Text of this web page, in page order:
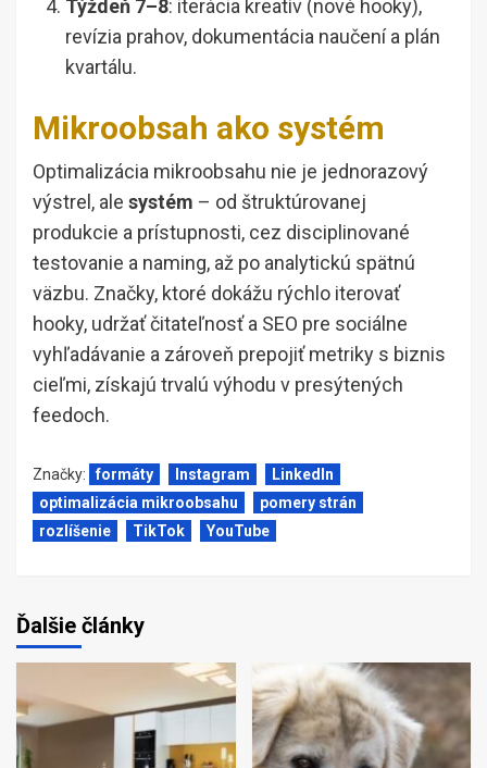
Týždeň 7–8: iterácia kreatív (nové hooky),
revízia prahov, dokumentácia naučení a plán
kvartálu.
Mikroobsah ako systém
Optimalizácia mikroobsahu nie je jednorazový
výstrel, ale systém – od štruktúrovanej
produkcie a prístupnosti, cez disciplinované
testovanie a naming, až po analytickú spätnú
väzbu. Značky, ktoré dokážu rýchlo iterovať
hooky, udržať čitateľnosť a SEO pre sociálne
vyhľadávanie a zároveň prepojiť metriky s biznis
cieľmi, získajú trvalú výhodu v presýtených
feedoch.
Značky: formáty Instagram
LinkedIn
optimalizácia mikroobsahu
pomery strán
rozlíšenie
TikTok YouTube
Ďalšie články